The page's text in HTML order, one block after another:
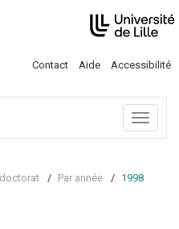
Contact Aide Accessibilité
Menu
Par année 1998